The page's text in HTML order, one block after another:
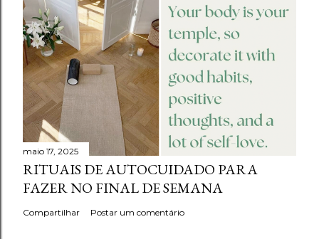
maio 17, 2025
RITUAIS DE AUTOCUIDADO PARA
FAZER NO FINAL DE SEMANA
Compartilhar Postar um comentário